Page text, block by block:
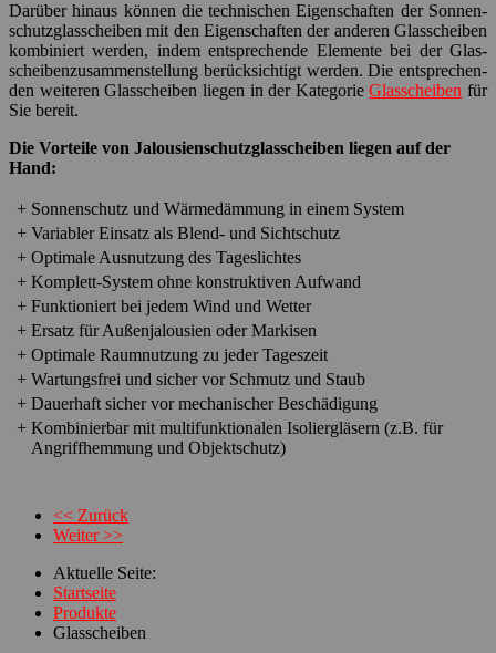
Darüber hinaus können die technischen Eigenschaften der Sonnen­
schutz­glas­scheiben mit den Eigenschaften der anderen Glasscheiben
kombiniert werden, indem entsprechende Elemente bei der Glas­
scheiben­zusammen­stellung be­rück­sich­tigt werden. Die ent­sprechen­
den weiteren Glas­scheiben liegen in der KategorieGlasscheiben für
Sie bereit.
Die Vorteile von Jalousien­schutz­glas­scheiben liegen auf der
Hand:
+ Sonnenschutz und Wärmedämmung in einem System
+ Variabler Einsatz als Blend- und Sichtschutz
+ Optimale Ausnutzung des Tageslichtes
+ Komplett-System ohne konstruktiven Aufwand
+ Funktioniert bei jedem Wind und Wetter
+ Ersatz für Außenjalousien oder Markisen
+ Optimale Raumnutzung zu jeder Tageszeit
+ Wartungsfrei und sicher vor Schmutz und Staub
+ Dauerhaft sicher vor mechanischer Beschädigung
+ Kombinierbar mit multifunktionalen Isoliergläsern (z.B. für
Angriffhemmung und Objektschutz)
<< Zurück
Weiter >>
Aktuelle Seite:
Startseite
Produkte
Glasscheiben